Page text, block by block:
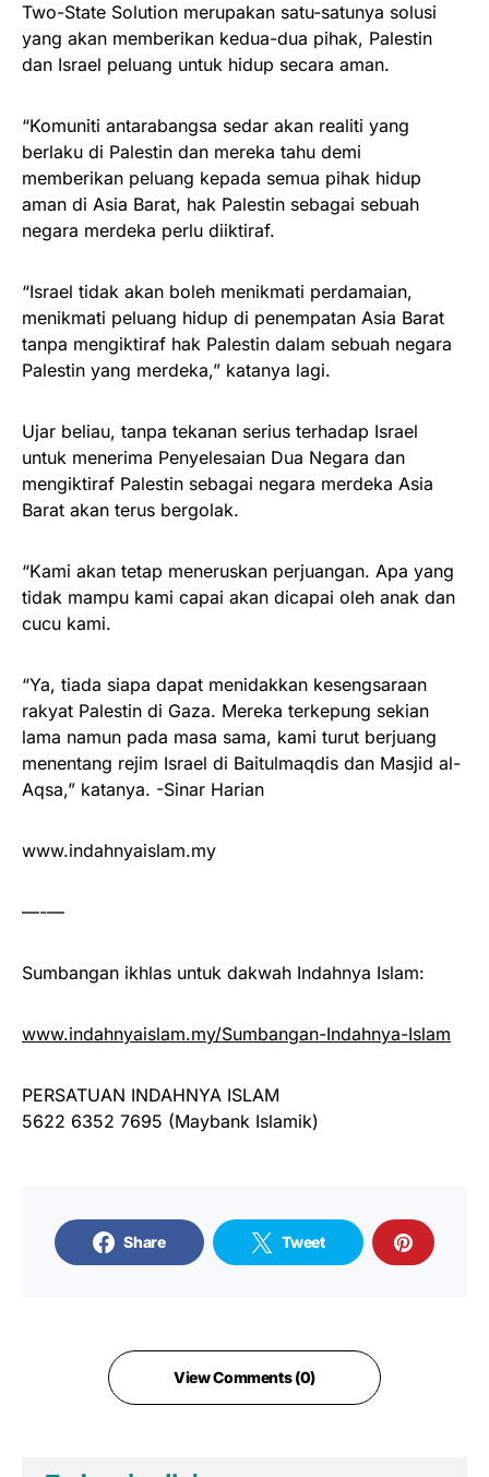
Two-State Solution merupakan satu-satunya solusi
yang akan memberikan kedua-dua pihak, Palestin
dan Israel peluang untuk hidup secara aman.
“Komuniti antarabangsa sedar akan realiti yang
berlaku di Palestin dan mereka tahu demi
memberikan peluang kepada semua pihak hidup
aman di Asia Barat, hak Palestin sebagai sebuah
negara merdeka perlu diiktiraf.
“Israel tidak akan boleh menikmati perdamaian,
menikmati peluang hidup di penempatan Asia Barat
tanpa mengiktiraf hak Palestin dalam sebuah negara
Palestin yang merdeka,” katanya lagi.
Ujar beliau, tanpa tekanan serius terhadap Israel
untuk menerima Penyelesaian Dua Negara dan
mengiktiraf Palestin sebagai negara merdeka Asia
Barat akan terus bergolak.
“Kami akan tetap meneruskan perjuangan. Apa yang
tidak mampu kami capai akan dicapai oleh anak dan
cucu kami.
“Ya, tiada siapa dapat menidakkan kesengsaraan
rakyat Palestin di Gaza. Mereka terkepung sekian
lama namun pada masa sama, kami turut berjuang
menentang rejim Israel di Baitulmaqdis dan Masjid al-
Aqsa,” katanya. -Sinar Harian
www.indahnyaislam.my
—-—
Sumbangan ikhlas untuk dakwah Indahnya Islam:
www.indahnyaislam.my/Sumbangan-Indahnya-Islam
PERSATUAN INDAHNYA ISLAM
5622 6352 7695 (Maybank Islamik)
Share Tweet
View Comments (0)